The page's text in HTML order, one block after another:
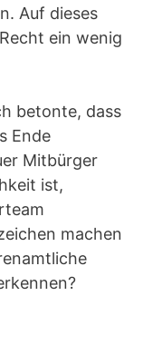
Auf dieses
ein wenig
betonte, dass
Ende
Mitbürger
ist,
machen